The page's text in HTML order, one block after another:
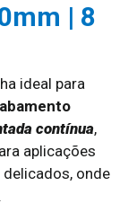
| 8
ideal para
contínua,
aplicações
onde